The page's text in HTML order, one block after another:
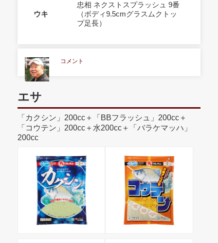
ウキ
忠相 ネクストスプラッシュ 9番
（ボディ9.5cmグラスムクトッ
プ足長）
コメント
エサ
「カクシン」200cc＋「BBフラッシュ」200cc＋
「コウテン」200cc＋水200cc＋「バラケマッハ」
200cc